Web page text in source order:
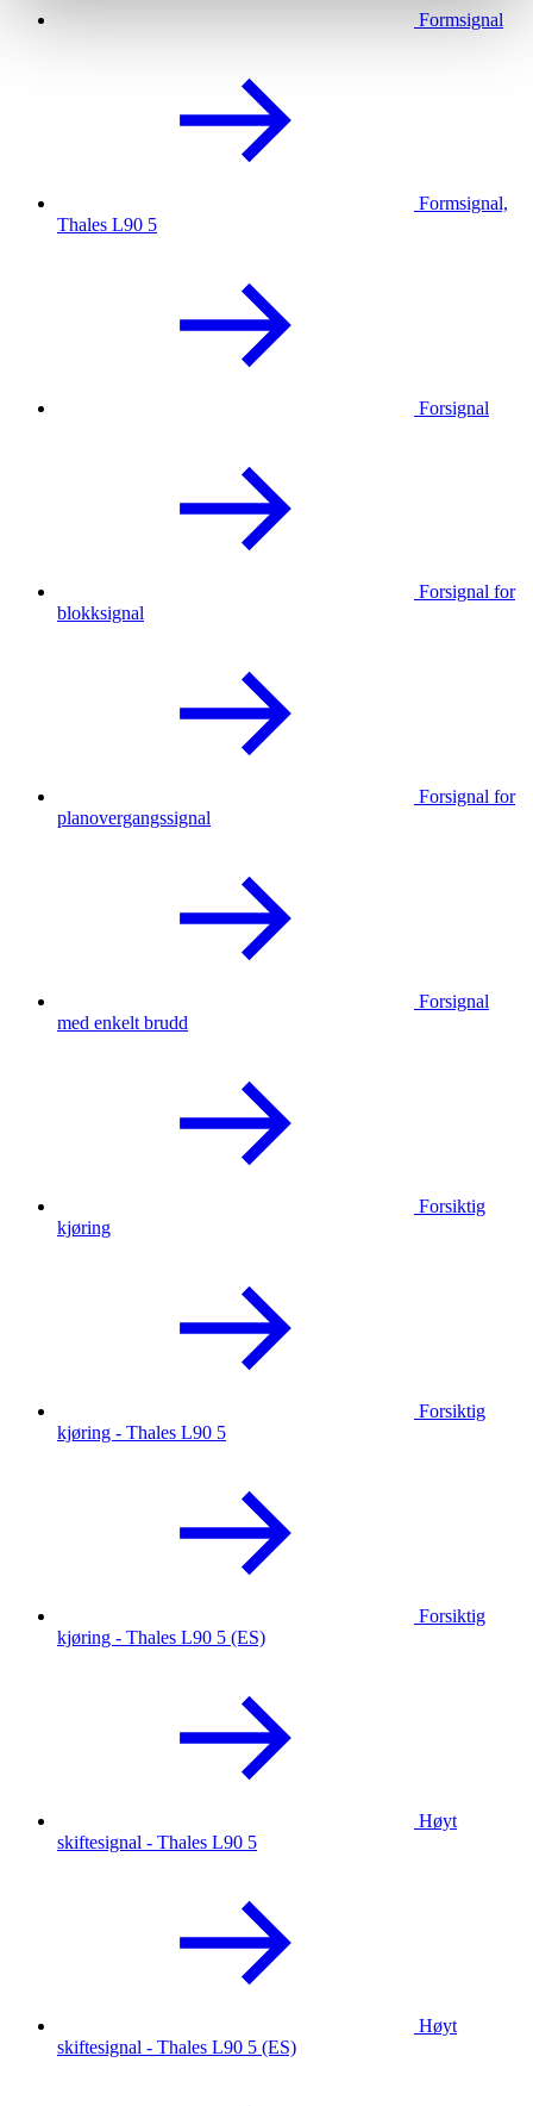
Formsignal
Formsignal,
Thales L90 5
Forsignal
Forsignal for
blokksignal
Forsignal for
planovergangssignal
Forsignal
med enkelt brudd
Forsiktig
kjøring
Forsiktig
kjøring - Thales L90 5
Forsiktig
kjøring - Thales L90 5 (ES)
Høyt
skiftesignal - Thales L90 5
Høyt
skiftesignal - Thales L90 5 (ES)